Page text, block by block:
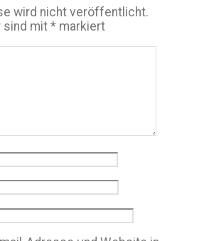
wird nicht veröffentlicht.
sind mit * markiert